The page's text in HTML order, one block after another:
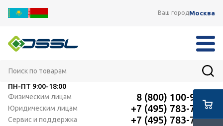
Ваш городМосква
ПН-ПТ 9:00-18:00
Физическим лицам
8 (800) 100-91-12
Юридическим лицам +7 (495) 783-72-87
Сервис и поддержка +7 (495) 783-72-87